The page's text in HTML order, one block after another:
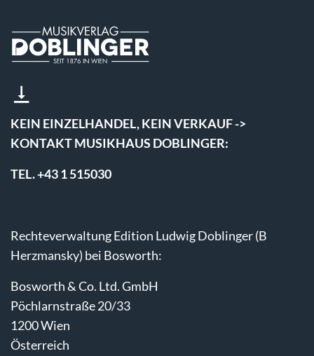
KEIN EINZELHANDEL, KEIN VERKAUF ->
KONTAKT MUSIKHAUS DOBLINGER:
TEL. +43 1 515030
Rechteverwaltung Edition Ludwig Doblinger (B
Herzmansky) bei Bosworth:
Bosworth & Co. Ltd. GmbH
Pöchlarnstraße 20/33
1200 Wien
Österreich